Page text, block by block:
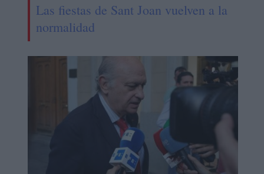
Las fiestas de Sant Joan vuelven a la
normalidad